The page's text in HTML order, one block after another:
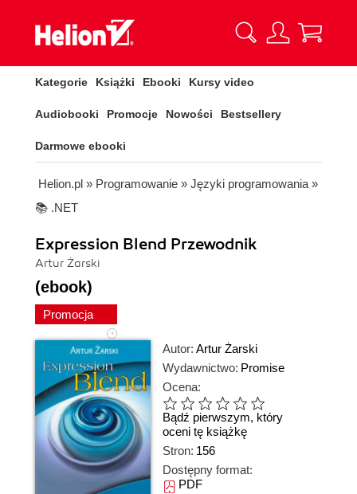
Kategorie Książki Ebooki Kursy video
Audiobooki Promocje Nowości Bestsellery
Darmowe ebooki
Helion.pl » Programowanie » Języki programowania »
📚 .NET
Expression Blend Przewodnik
Artur Żarski
(ebook)
Promocja
Autor: Artur Żarski
Wydawnictwo: Promise
Ocena:
Bądź pierwszym, który
oceni tę książkę
Stron: 156
Dostępny format:
PDF